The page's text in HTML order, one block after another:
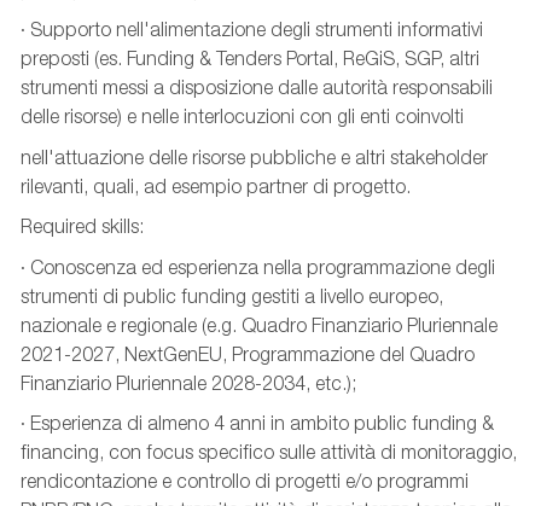
· Supporto nell'alimentazione degli strumenti informativi
preposti (es. Funding & Tenders Portal, ReGiS, SGP, altri
strumenti messi a disposizione dalle autorità responsabili
delle risorse) e nelle interlocuzioni con gli enti coinvolti
nell'attuazione delle risorse pubbliche e altri stakeholder
rilevanti, quali, ad esempio partner di progetto.
Required skills:
· Conoscenza ed esperienza nella programmazione degli
strumenti di public funding gestiti a livello europeo,
nazionale e regionale (e.g. Quadro Finanziario Pluriennale
2021-2027, NextGenEU, Programmazione del Quadro
Finanziario Pluriennale 2028-2034, etc.);
· Esperienza di almeno 4 anni in ambito public funding &
financing, con focus specifico sulle attività di monitoraggio,
rendicontazione e controllo di progetti e/o programmi